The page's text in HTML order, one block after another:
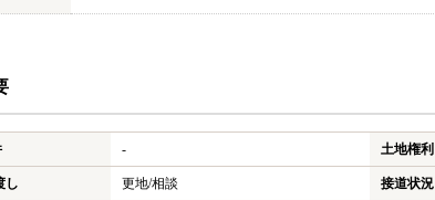
- 土地権利
し 更地/相談 接道状況